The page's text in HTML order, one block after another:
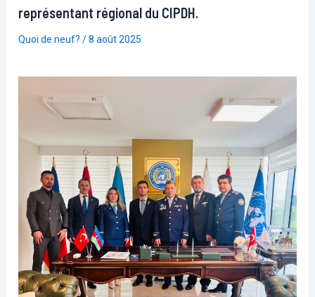
représentant régional du CIPDH.
Quoi de neuf? /8 août 2025